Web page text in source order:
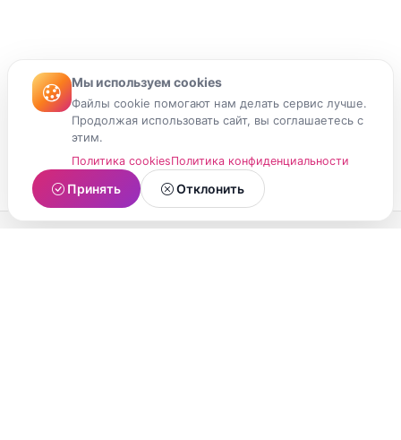
Мы используем cookies
Файлы cookie помогают нам делать сервис лучше.
Продолжая использовать сайт, вы соглашаетесь с
этим.
Политика cookiesПолитика конфиденциальности
Принять Отклонить